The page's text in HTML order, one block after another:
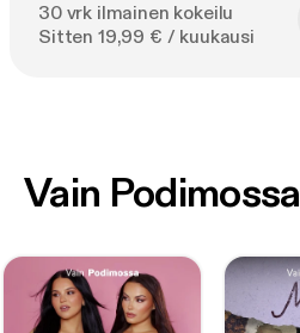
30 vrk ilmainen kokeilu
Sitten 19,99 € / kuukausi
Vain Podimossa